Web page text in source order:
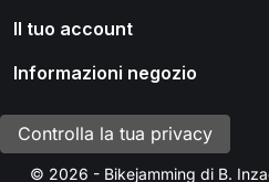
Il tuo account
Informazioni negozio
Controlla la tua privacy
© 2026 - Bikejamming di B.